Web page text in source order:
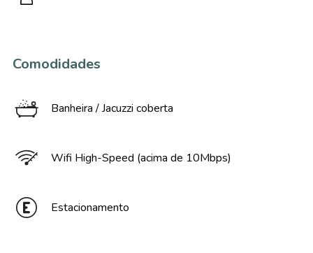
Comodidades
Banheira / Jacuzzi coberta
Wifi High-Speed (acima de 10Mbps)
Estacionamento